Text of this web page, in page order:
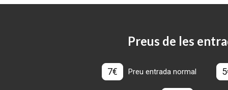
Preus de les
7€ Preu entrada normal